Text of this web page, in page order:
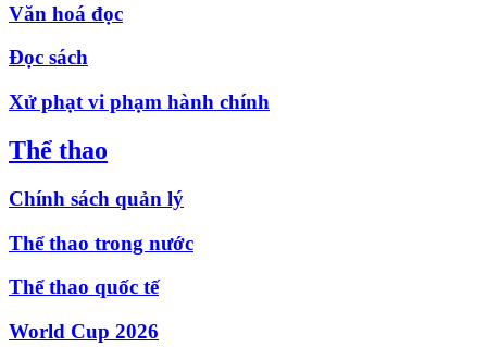
Văn hoá đọc
Đọc sách
Xử phạt vi phạm hành chính
Thể thao
Chính sách quản lý
Thể thao trong nước
Thể thao quốc tế
World Cup 2026